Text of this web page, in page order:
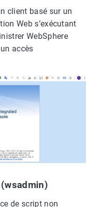
client basé sur un
Web s’exécutant
WebSphere
accès
de script non